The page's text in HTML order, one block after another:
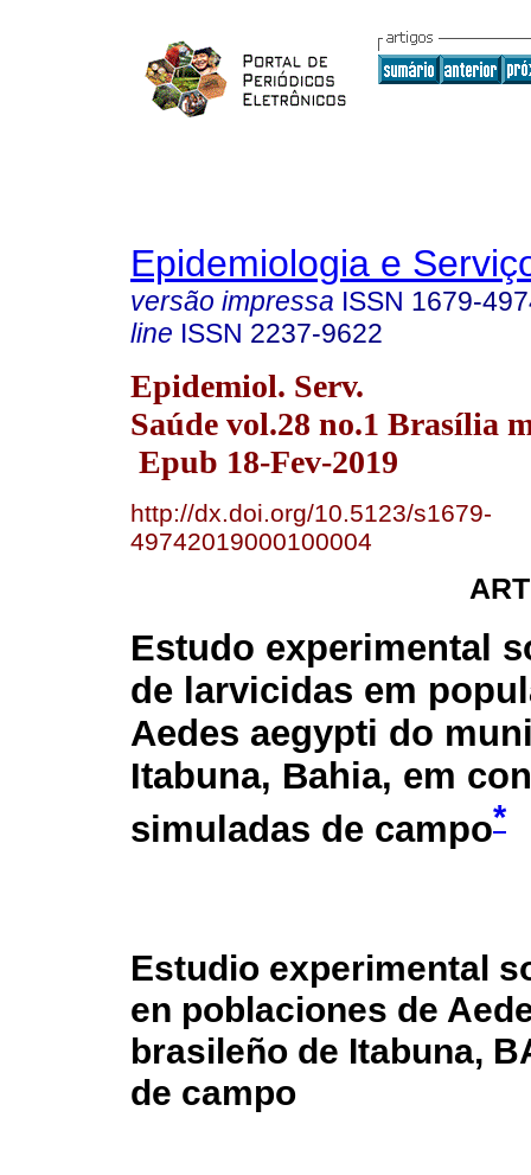
Epidemiologia e
versão impressa ISSN 1679-
line ISSN 2237-9622
Epidemiol. Serv.
Saúde vol.28 no.1 Brasília
Epub 18-Fev-2019
http://dx.doi.org/10.5123/s1679-
49742019000100004
Estudo experimental
de larvicidas em
Aedes aegypti do
Itabuna, Bahia, em
simuladas de campo*
Estudio experimental
en poblaciones de
brasileño de Itabuna,
de campo